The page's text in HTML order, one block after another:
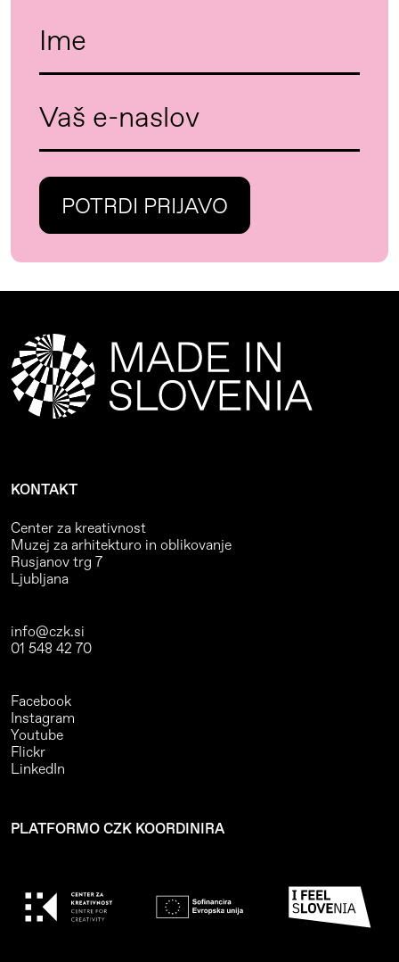
PLATFORMO CZK KOORDINIRA
KONTAKT
Center za kreativnost
Muzej za arhitekturo in oblikovanje
Rusjanov trg 7
Ljubljana
info@czk.si
01 548 42 70
Facebook
Instagram
Youtube
Flickr
LinkedIn